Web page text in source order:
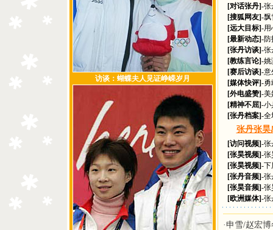
访谈：蝴蝶夫人见证峥嵘岁月
[对话张丹]-张
[搜狐网友]-飘
[远大目标]-用
[最新动态]-防
[张丹访谈]-张
[教练言论]-姚
[赛后访谈]-意
[媒体快评]-勇
[外电盛赞]-美
[精神不屈]-小
[张丹档案]-全
张丹张昊
[访问视频]-张
[张昊视频]-张
[张昊视频]-下
[张丹音频]-张
[张昊音频]-张
[欧洲媒体]-张
·申雪/赵宏